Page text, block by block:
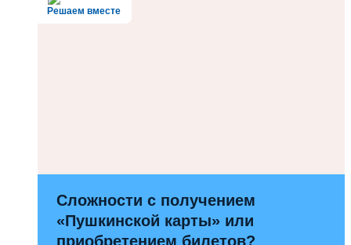
Решаем вместе
Сложности с получением
«Пушкинской карты» или
приобретением билетов?